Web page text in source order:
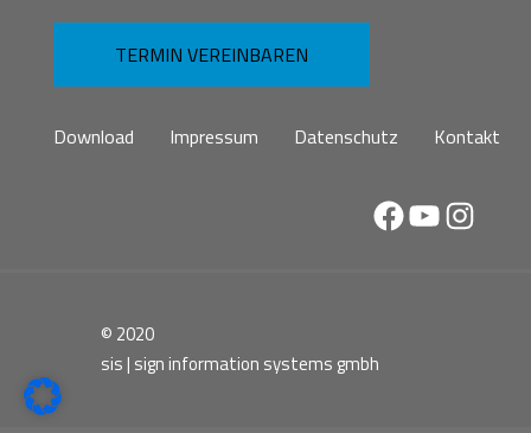
TERMIN VEREINBAREN
Download Impressum Datenschutz Kontakt
Facebook
YouTube
© 2020
sis | sign information systems gmbh